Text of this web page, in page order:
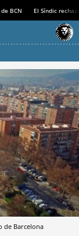
BCN El Síndic
de Barcelona